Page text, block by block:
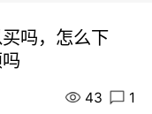
吗，怎么下
43 1